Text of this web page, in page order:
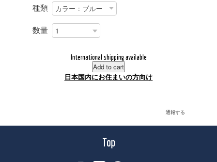
種類
数量
International shipping available
Add to cart
日本国内にお住まいの方向け
通報する
Top